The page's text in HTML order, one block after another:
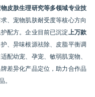
皮肤生理研究等多领域专业技
、宠物肌肤耐受度等核心方向
配方。企业目前已沉淀 上万款
、异味根源祛除、皮脂平衡调
配幼宠、孕宠、敏弱肌宠物、
差异化产品定位，助力合作品
。